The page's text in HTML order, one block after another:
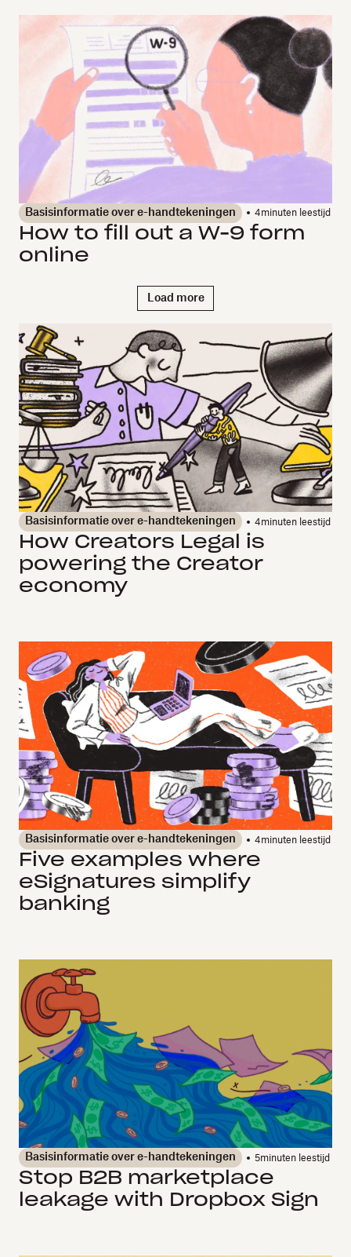
Basisinformatie over e-handtekeningen 4minuten leestijd
How to fill out a W-9 form
online
Load more
Basisinformatie over e-handtekeningen 4minuten leestijd
How Creators Legal is
powering the Creator
economy
Basisinformatie over e-handtekeningen 4minuten leestijd
Five examples where
eSignatures simplify
banking
Basisinformatie over e-handtekeningen 5minuten leestijd
Stop B2B marketplace
leakage with Dropbox Sign